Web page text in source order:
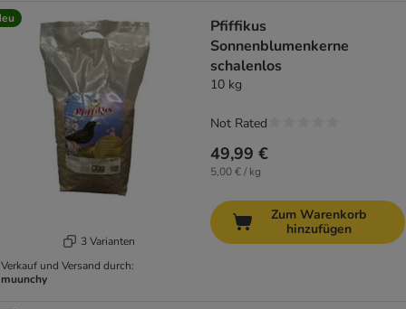
3 Varianten
Verkauf und Versand durch:
muunchy
Pfiffikus
Sonnenblumenkerne
schalenlos
10 kg
49,99 €
5,00 € / kg
Not Rated
Zum Warenkorb
hinzufügen